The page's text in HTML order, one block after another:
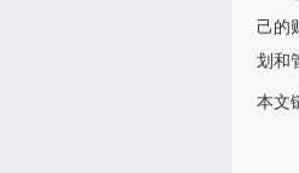
己的
划和
本文